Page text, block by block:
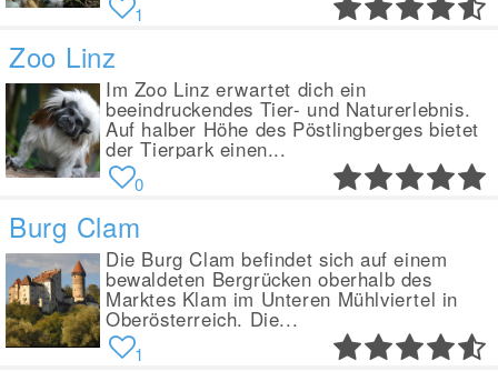
1
Zoo Linz
Im Zoo Linz erwartet dich ein
beeindruckendes Tier- und Naturerlebnis.
Auf halber Höhe des Pöstlingberges bietet
der Tierpark einen...
0
Burg Clam
Die Burg Clam befindet sich auf einem
bewaldeten Bergrücken oberhalb des
Marktes Klam im Unteren Mühlviertel in
Oberösterreich. Die...
1